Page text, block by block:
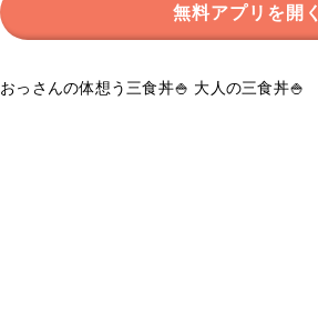
無料アプリを開く
おっさんの体想う三食丼🍚 大人の三食丼🍚